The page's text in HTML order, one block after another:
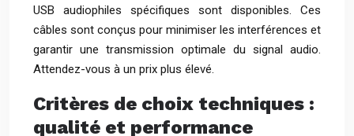
USB audiophiles spécifiques sont disponibles. Ces
câbles sont conçus pour minimiser les interférences et
garantir une transmission optimale du signal audio.
Attendez-vous à un prix plus élevé.
Critères de choix techniques :
qualité et performance